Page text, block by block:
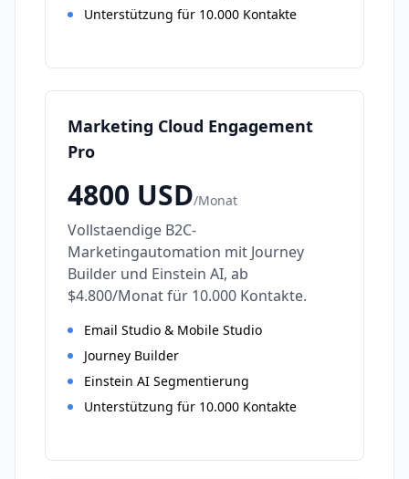
Unterstützung für 10.000 Kontakte
Marketing Cloud Engagement
Pro
4800 USD/Monat
Vollstaendige B2C-
Marketingautomation mit Journey
Builder und Einstein AI, ab
$4.800/Monat für 10.000 Kontakte.
Email Studio & Mobile Studio
Journey Builder
Einstein AI Segmentierung
Unterstützung für 10.000 Kontakte